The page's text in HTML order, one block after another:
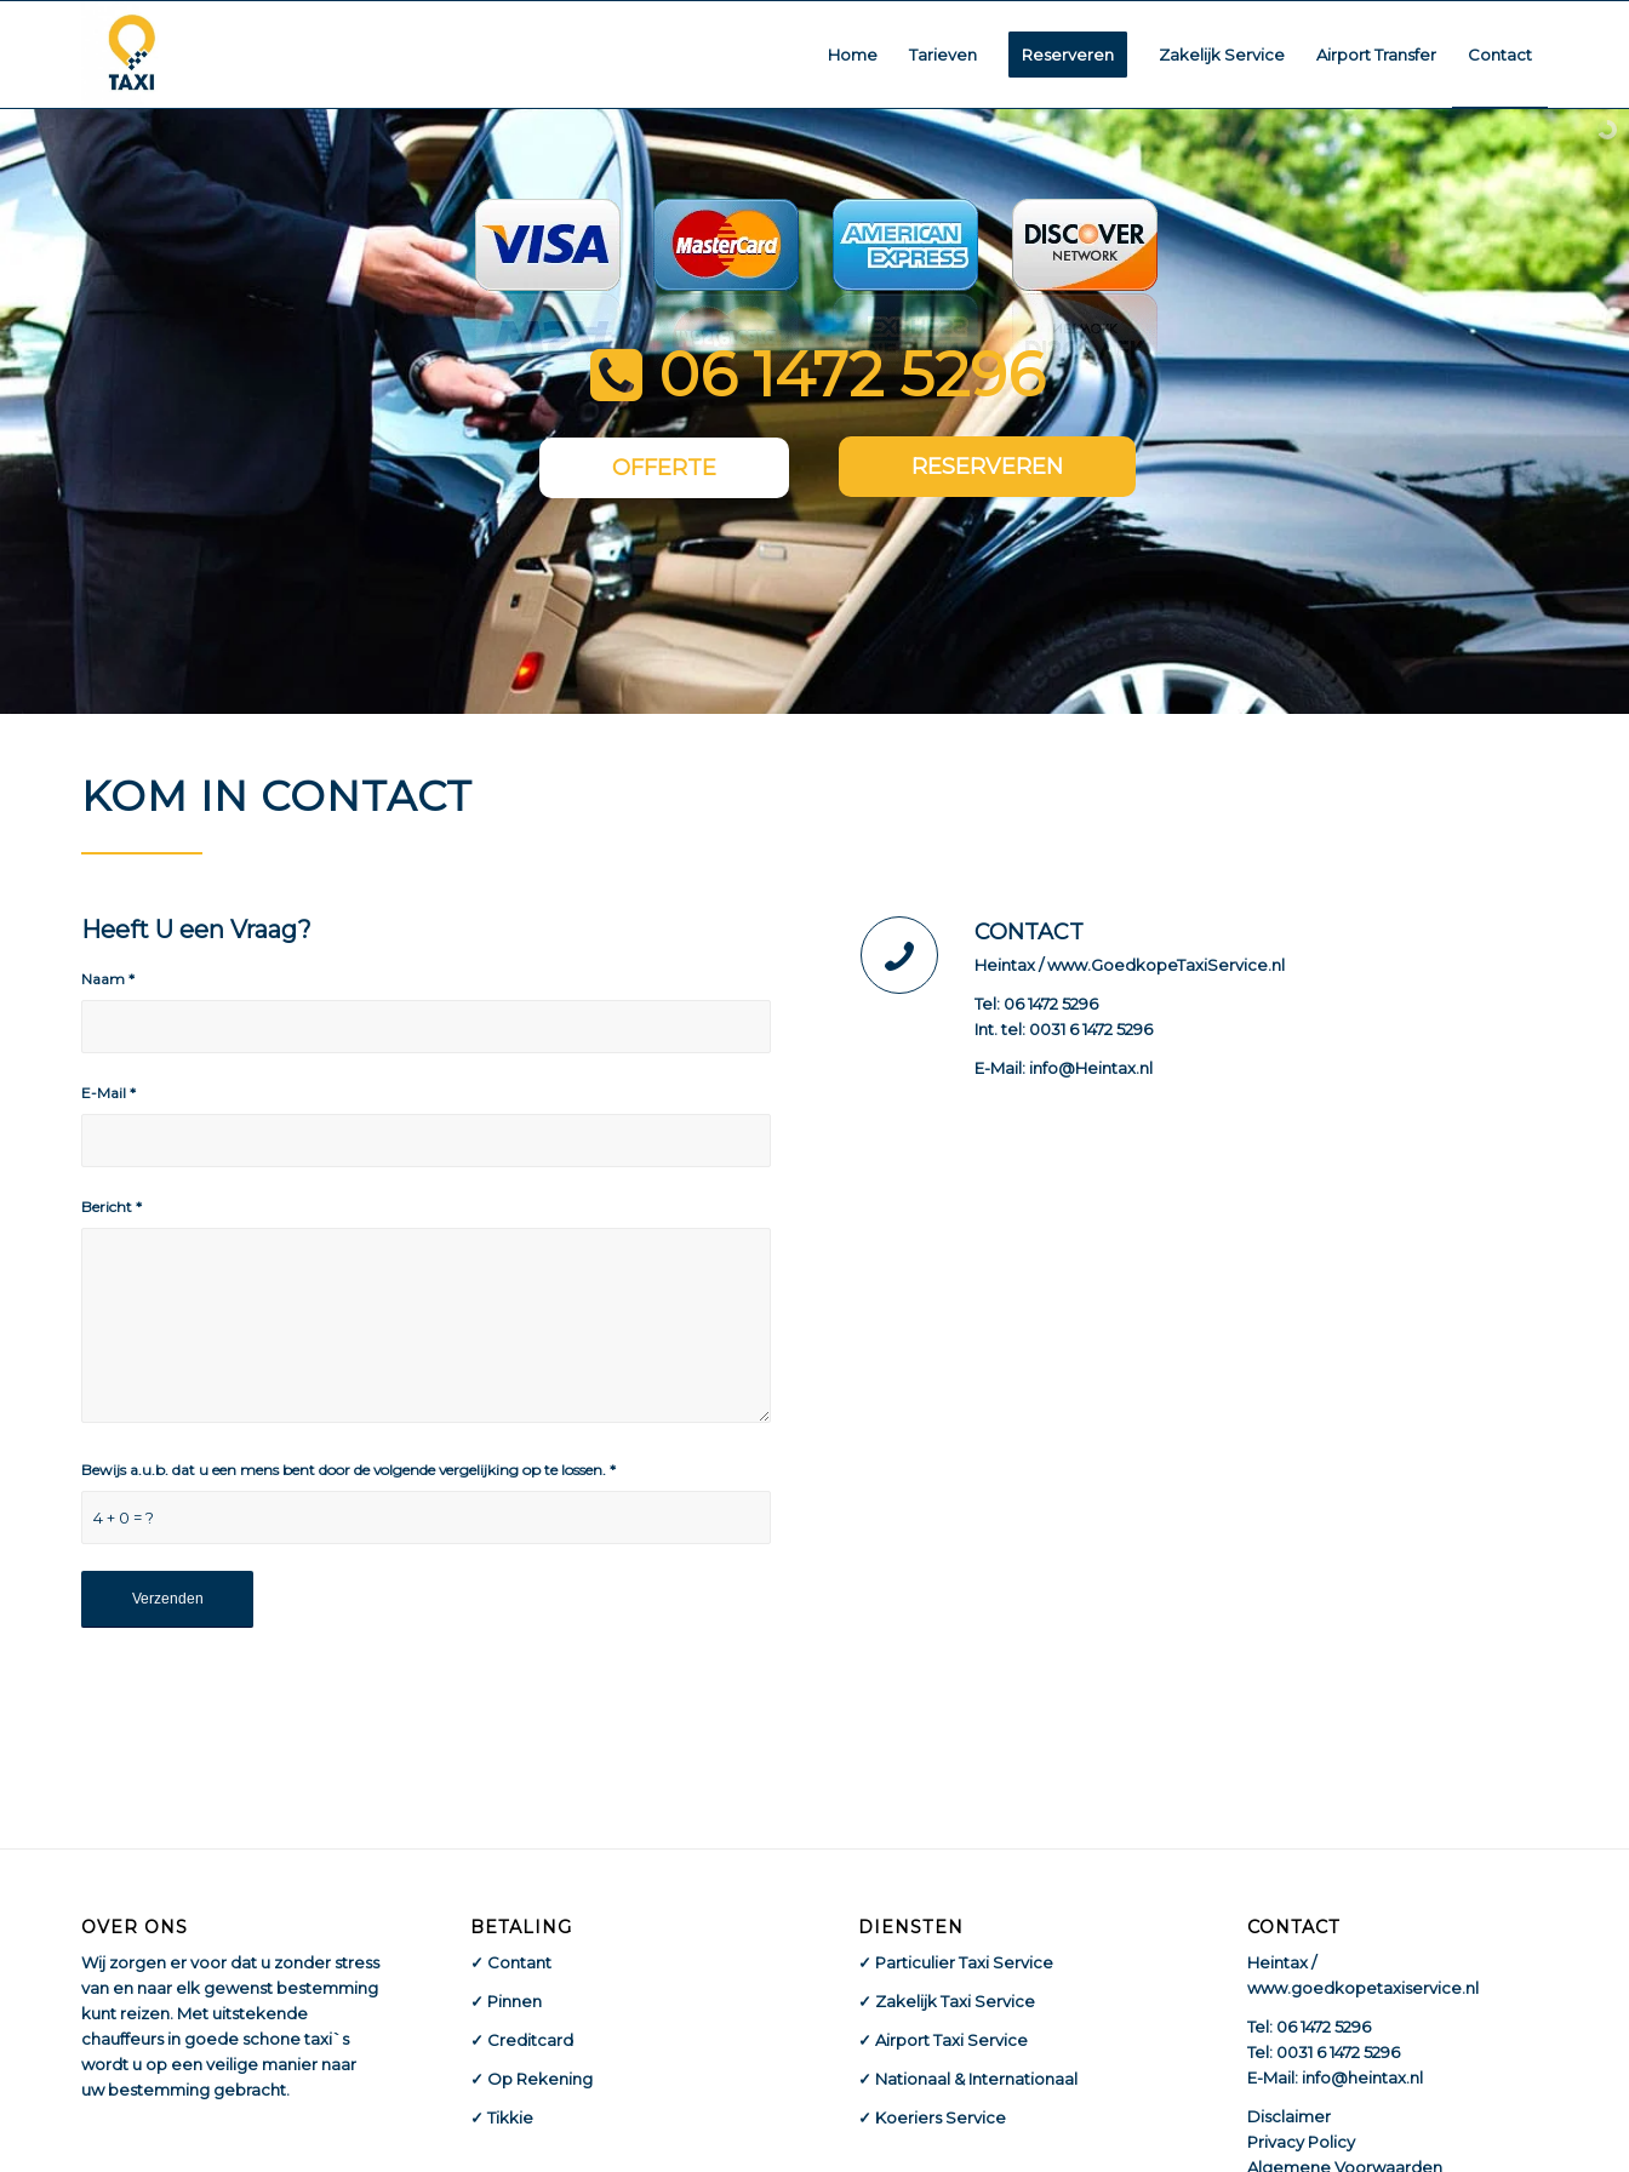
Home Tarieven Reserveren Zakelijk Service Airport Transfer Contact
06 1472 5296
OFFERTE RESERVEREN
KOM IN CONTACT
Heeft U een Vraag?
Naam *
E-Mail *
Bericht *
4 + 0 = ?
Bewijs a.u.b. dat u een mens bent door de volgende vergelijking op te lossen. *
CONTACT
Heintax / www.GoedkopeTaxiService.nl
Tel: 06 1472 5296
Int. tel: 0031 6 1472 5296
E-Mail: info@Heintax.nl
OVER ONS
Wij zorgen er voor dat u zonder stress
van en naar elk gewenst bestemming
kunt reizen. Met uitstekende
chauffeurs in goede schone taxi`s
wordt u op een veilige manier naar
uw bestemming gebracht.
BETALING
✓ Contant
✓ Pinnen
✓ Creditcard
✓ Op Rekening
✓ Tikkie
DIENSTEN
✓ Particulier Taxi Service
✓ Zakelijk Taxi Service
✓ Airport Taxi Service
✓ Nationaal & Internationaal
✓ Koeriers Service
CONTACT
Heintax /
www.goedkopetaxiservice.nl
Tel: 06 1472 5296
Tel: 0031 6 1472 5296
E-Mail: info@heintax.nl
Disclaimer
Privacy Policy
Algemene Voorwaarden